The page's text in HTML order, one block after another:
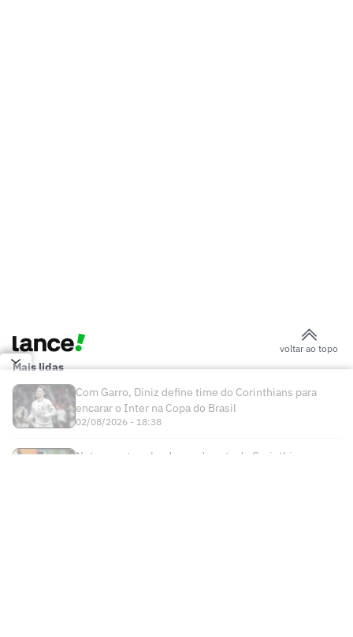
aproximar torcedores
São Paulo anuncia lateral-esquerdo
Iago
Calleri assina renovação e fica no São
Paulo